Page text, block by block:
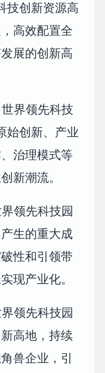
技创新资源高
高效配置全
展的创新高
界领先科技
始创新、产业
治理模式等
新潮流。
领先科技园
生的重大成
性和引领带
现产业化。
领先科技园
高地，持续
兽企业，引